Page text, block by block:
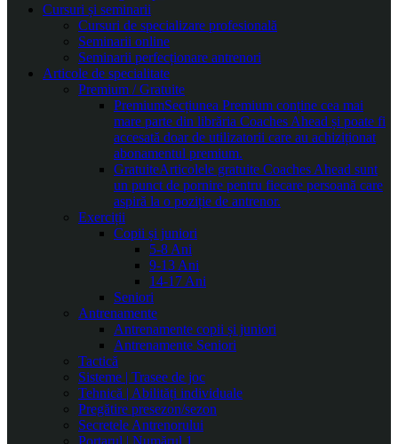
Cursuri și seminarii
Cursuri de specializare profesională
Seminarii online
Seminarii perfecționare antrenori
Articole de specialitate
Premium / Gratuite
PremiumSecțiunea Premium conține cea mai
mare parte din librăria Coaches Ahead și poate fi
accesată doar de utilizatorii care au achiziționat
abonamentul premium.
GratuiteArticolele gratuite Coaches Ahead sunt
un punct de pornire pentru fiecare persoană care
aspiră la o poziție de antrenor.
Exerciții
Copii și juniori
5-8 Ani
9-13 Ani
14-17 Ani
Seniori
Antrenamente
Antrenamente copii și juniori
Antrenamente Seniori
Tactică
Sisteme | Trasee de joc
Tehnică | Abilități individuale
Pregătire presezon/sezon
Secretele Antrenorului
Portarul | Numărul 1